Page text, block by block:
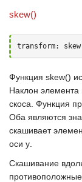
skew()
transform:
Функция skew()
Наклон элемента
скоса. Функция
Оба являются
скашивает
оси у
Скашивание